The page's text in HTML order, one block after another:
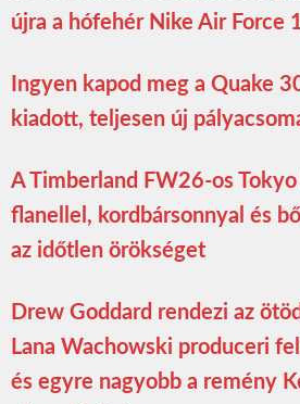
újra a hófehér Nike Air Force
Ingyen kapod meg a Quake
kiadott, teljesen új
A Timberland FW26-os
flanellel, kordbársonnyal és
az időtlen örökséget
Drew Goddard rendezi az
Lana Wachowski produceri
és egyre nagyobb a remény